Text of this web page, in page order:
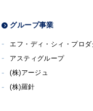
グループ事業
エフ・ディ・シィ・プロ
アスティグループ
(株)アージュ
(株)羅針